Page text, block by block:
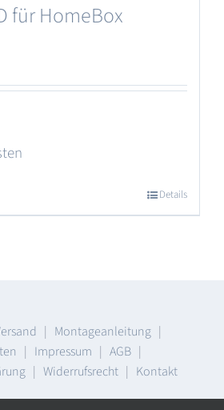
für HomeBox
Details
| Montageanleitung|
| Impressum | AGB |
| Widerrufsrecht | Kontakt